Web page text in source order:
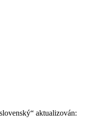
aktualizován: